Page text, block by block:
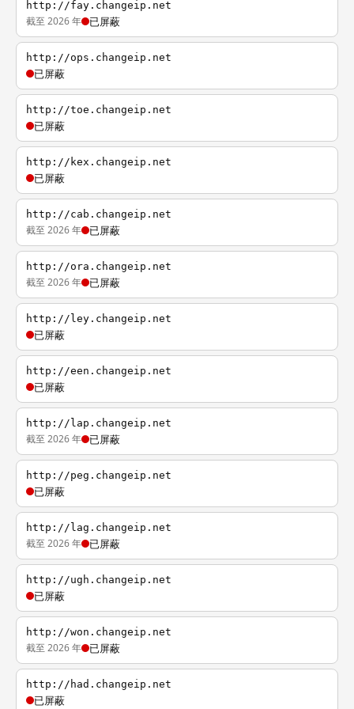
http://fay.changeip.net
截至 2026 年 已屏蔽
http://ops.changeip.net
已屏蔽
http://toe.changeip.net
已屏蔽
http://kex.changeip.net
已屏蔽
http://cab.changeip.net
截至 2026 年 已屏蔽
http://ora.changeip.net
截至 2026 年 已屏蔽
http://ley.changeip.net
已屏蔽
http://een.changeip.net
已屏蔽
http://lap.changeip.net
截至 2026 年 已屏蔽
http://peg.changeip.net
已屏蔽
http://lag.changeip.net
截至 2026 年 已屏蔽
http://ugh.changeip.net
已屏蔽
http://won.changeip.net
截至 2026 年 已屏蔽
http://had.changeip.net
已屏蔽